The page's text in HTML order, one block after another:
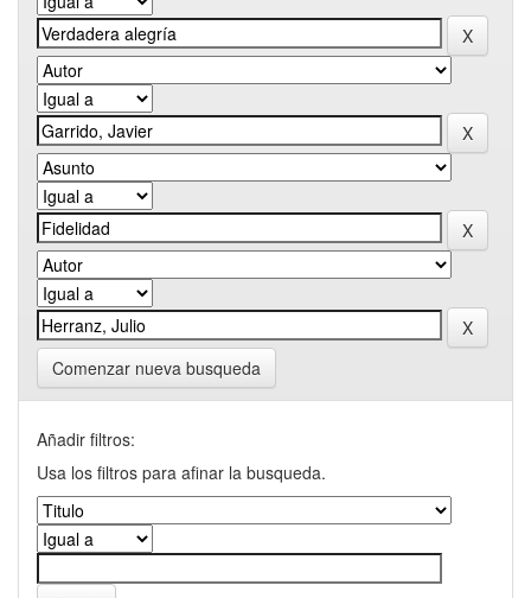
Comenzar nueva busqueda
Añadir filtros:
Usa los filtros para afinar la busqueda.